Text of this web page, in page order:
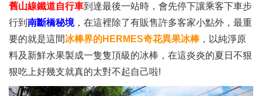
舊山線鐵道自行車到達最後一站時，會先停下讓乘客下車步
行到 南斷橋秘境，在這裡除了有販售許多客家小點外，最重
要的就是這間冰棒界的HERMES奇花異果冰棒，以純淨原
料及新鮮水果製成一隻隻頂級的冰棒，在這炎炎的夏日不狠
狠吃上好幾支就真的太對不起自己啦!